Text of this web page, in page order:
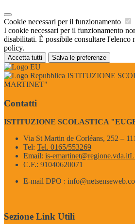
Cookie necessari per il funzionamento
I cookie necessari per il funzionamento
disabilitati. È possibile consultare l'elenco
policy.
Accetta tutti Salva le preferenze
ISTITUZIONE
MARTINET"
Contatti
ISTITUZIONE SCOLASTICA
Via St Martin de Corléans, 252 –
Tel: Tel. 0165/553269
Email: is-emartinet@regione.vda.it
C.F.: 91040620071
E-mail DPO :
Sezione Link Utili